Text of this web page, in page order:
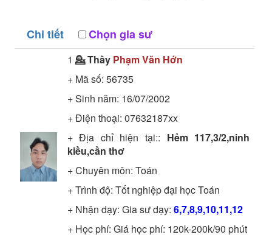
Chi tiết Chọn gia sư
1 💁 Thầy Phạm Văn Hớn
+ Mã số: 56735
+ Sinh năm: 16/07/2002
+ Điện thoại: 07632187xx
+ Địa chỉ hiện tại:: Hẻm 117,3/2,ninh
kiều,cần thơ
+ Chuyên môn: Toán
+ Trình độ: Tốt nghiệp đại họcToán
+ Nhận dạy: Gia sư dạy: 6,7,8,9,10,11,12
+ Học phí: Giá học phí: 120k-200k/90 phút